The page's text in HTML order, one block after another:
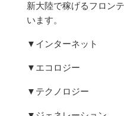
新大陸で稼げるフロン
います。
▼インターネット
▼エコロジー
▼テクノロジー